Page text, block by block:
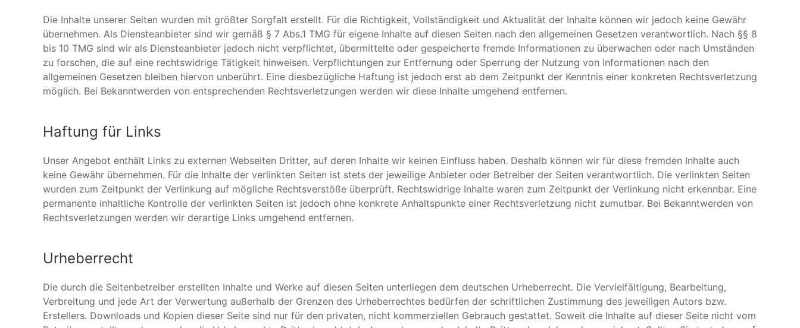
Die Inhalte unserer Seiten wurden mit größter Sorgfalt erstellt. Für die Richtigkeit, Vollständigkeit und Aktualität der Inhalte können wir jedoch keine Gewähr
übernehmen. Als Diensteanbieter sind wir gemäß § 7 Abs.1 TMG für eigene Inhalte auf diesen Seiten nach den allgemeinen Gesetzen verantwortlich. Nach §§ 8
bis 10 TMG sind wir als Diensteanbieter jedoch nicht verpflichtet, übermittelte oder gespeicherte fremde Informationen zu überwachen oder nach Umständen
zu forschen, die auf eine rechtswidrige Tätigkeit hinweisen. Verpflichtungen zur Entfernung oder Sperrung der Nutzung von Informationen nach den
allgemeinen Gesetzen bleiben hiervon unberührt. Eine diesbezügliche Haftung ist jedoch erst ab dem Zeitpunkt der Kenntnis einer konkreten Rechtsverletzung
möglich. Bei Bekanntwerden von entsprechenden Rechtsverletzungen werden wir diese Inhalte umgehend entfernen.
Haftung für Links
Unser Angebot enthält Links zu externen Webseiten Dritter, auf deren Inhalte wir keinen Einfluss haben. Deshalb können wir für diese fremden Inhalte auch
keine Gewähr übernehmen. Für die Inhalte der verlinkten Seiten ist stets der jeweilige Anbieter oder Betreiber der Seiten verantwortlich. Die verlinkten Seiten
wurden zum Zeitpunkt der Verlinkung auf mögliche Rechtsverstöße überprüft. Rechtswidrige Inhalte waren zum Zeitpunkt der Verlinkung nicht erkennbar. Eine
permanente inhaltliche Kontrolle der verlinkten Seiten ist jedoch ohne konkrete Anhaltspunkte einer Rechtsverletzung nicht zumutbar. Bei Bekanntwerden von
Rechtsverletzungen werden wir derartige Links umgehend entfernen.
Urheberrecht
Die durch die Seitenbetreiber erstellten Inhalte und Werke auf diesen Seiten unterliegen dem deutschen Urheberrecht. Die Vervielfältigung, Bearbeitung,
Verbreitung und jede Art der Verwertung außerhalb der Grenzen des Urheberrechtes bedürfen der schriftlichen Zustimmung des jeweiligen Autors bzw.
Erstellers. Downloads und Kopien dieser Seite sind nur für den privaten, nicht kommerziellen Gebrauch gestattet. Soweit die Inhalte auf dieser Seite nicht vom